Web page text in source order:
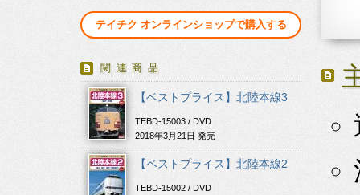
テイチク オンラインショップで購入する
関連商品
【ベストプライス】北陸本線3
TEBD-15003 / DVD
2018年3月21日 発売
【ベストプライス】北陸本線2
TEBD-15002 / DVD